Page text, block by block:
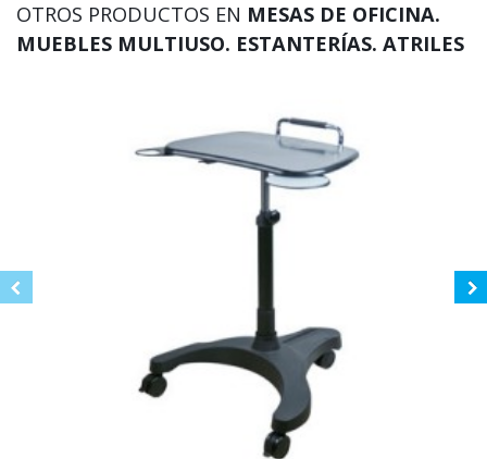
OTROS PRODUCTOS EN MESAS DE OFICINA.
MUEBLES MULTIUSO. ESTANTERÍAS. ATRILES